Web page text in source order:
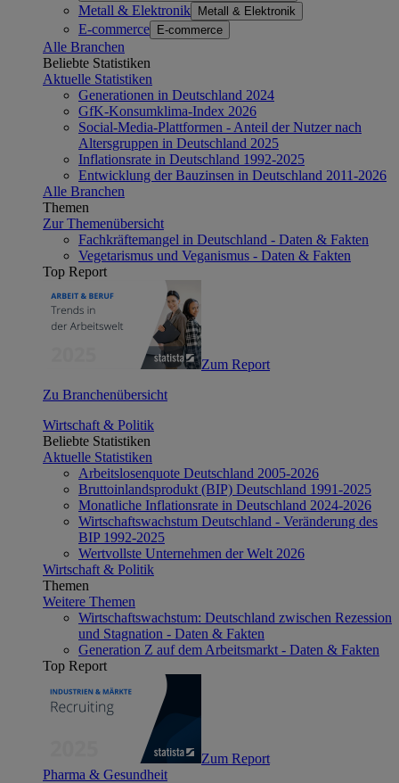
Metall & Elektronik Metall & Elektronik
E-commerce E-commerce
Alle Branchen
Beliebte Statistiken
Aktuelle Statistiken
Generationen in Deutschland 2024
GfK-Konsumklima-Index 2026
Social-Media-Plattformen - Anteil der Nutzer nach
Altersgruppen in Deutschland 2025
Inflationsrate in Deutschland 1992-2025
Entwicklung der Bauzinsen in Deutschland 2011-2026
Alle Branchen
Themen
Zur Themenübersicht
Fachkräftemangel in Deutschland - Daten & Fakten
Vegetarismus und Veganismus - Daten & Fakten
Top Report
Zum Report
Zu Branchenübersicht
Wirtschaft & Politik
Beliebte Statistiken
Aktuelle Statistiken
Arbeitslosenquote Deutschland 2005-2026
Bruttoinlandsprodukt (BIP) Deutschland 1991-2025
Monatliche Inflationsrate in Deutschland 2024-2026
Wirtschaftswachstum Deutschland - Veränderung des
BIP 1992-2025
Wertvollste Unternehmen der Welt 2026
Wirtschaft & Politik
Themen
Weitere Themen
Wirtschaftswachstum: Deutschland zwischen Rezession
und Stagnation - Daten & Fakten
Generation Z auf dem Arbeitsmarkt - Daten & Fakten
Top Report
Zum Report
Pharma & Gesundheit